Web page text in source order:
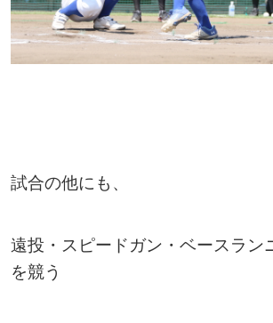
試合の他にも、
遠投・スピードガン・ベースラン
を競う